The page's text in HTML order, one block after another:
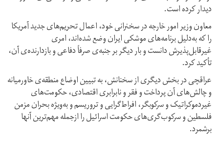
دیدار کرده است.
معاون وزیر امور خارجه‌ در سخنرانی خود، اعمال تحریم‌های جدید آمریکا
را که به‌‌دلیل برنامه‌های موشکی ایران وضع شده‌اند، امری
غیرقابل‌پذیرش دانست و بار دیگر بر جنبه‌ی صرفاً دفاعی و بازدارنده‌ی آن،
تأکید کرد.
عراقچی در بخش دیگری از سخنانش، به تبیین اوضاع منطقه‌ی خاورمیانه
و چالش‌های آن پرداخت و فقر و نابرابری اقتصادی‌، حکومت‌های
غیردموکراتیک و سرکوبگر، افراط‌گرایی و تروریسم و به‌ویژه بحران مزمن
فلسطین و سرکوب‌گری‌های حکومت اسرائیل را ازجمله مهم‌ترین آنها
برشمرد.